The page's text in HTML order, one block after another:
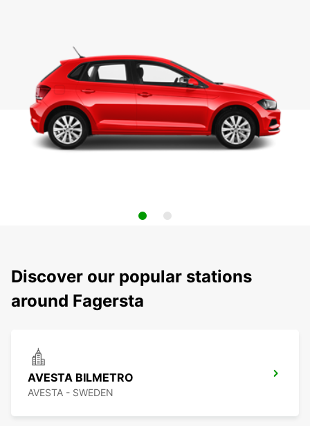
Discover our popular stations
around Fagersta
AVESTA BILMETRO
AVESTA - SWEDEN